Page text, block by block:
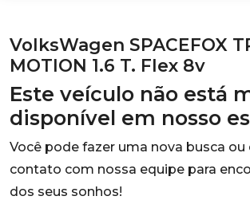
VolksWagen SPACEFOX
MOTION 1.6 T. Flex 8v
Este veículo não está
disponível em nosso
Você pode fazer uma nova busca ou
contato com nossa equipe para
dos seus sonhos!